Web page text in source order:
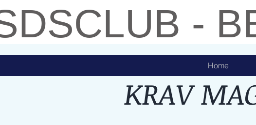
-
KRAV
Home